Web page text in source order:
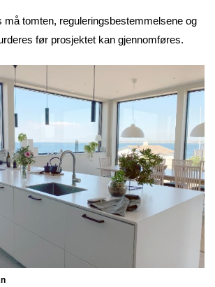
må tomten, reguleringsbestemmelsene og
før prosjektet kan gjennomføres.